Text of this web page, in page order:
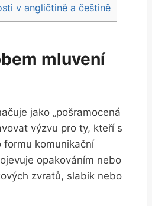
v angličtině a češtině
mluvení
jako „pošramocená
výzvu pro ty, kteří s
formu komunikační
opakováním nebo
zvratů, slabik nebo